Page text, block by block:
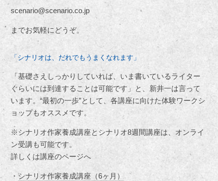
scenario@scenario.co.jp
までお気軽にどうぞ。
「シナリオは、だれでもうまくなれます」
「基礎さえしっかりしていれば、いま書いているライター
ぐらいには到達することは可能です」と、新井一は言って
います。“最初の一歩”として、各講座に向けた体験ワークシ
ョップもオススメです。
※シナリオ作家養成講座とシナリオ8週間講座は、オンライ
ン受講も可能です。
詳しくは講座のページへ
・シナリオ作家養成講座（6ヶ月）